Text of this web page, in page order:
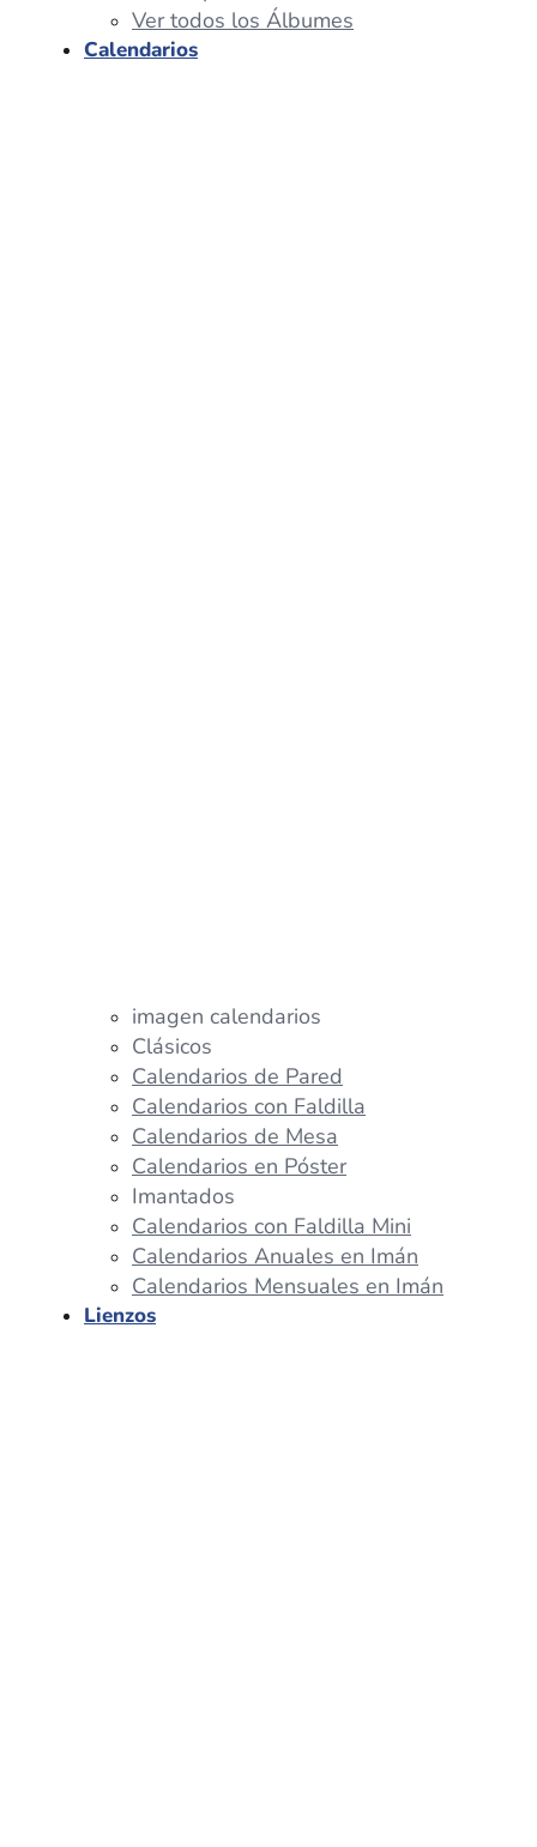
Ver todos los Álbumes
Calendarios
imagen calendarios
Clásicos
Calendarios de Pared
Calendarios con Faldilla
Calendarios de Mesa
Calendarios en Póster
Imantados
Calendarios con Faldilla Mini
Calendarios Anuales en Imán
Calendarios Mensuales en Imán
Lienzos